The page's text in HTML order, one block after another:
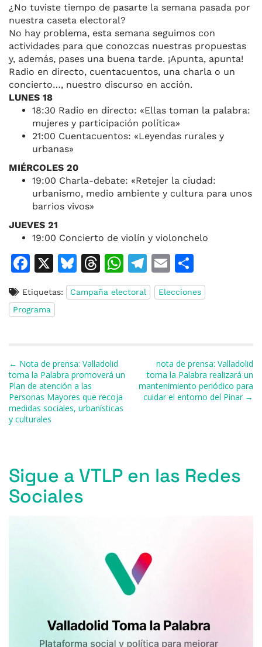
¿No tuviste tiempo de pasarte la semana pasada por
nuestra caseta electoral?
No hay problema, esta semana seguimos con
actividades para que conozcas nuestras propuestas
y, además, pases una buena tarde. ¡Apunta, apunta!
Radio en directo, cuentacuentos, una charla o un
concierto…, nuestro discurso en acción.
LUNES 18
18:30 Radio en directo: «Ellas toman la palabra:
mujeres y participación política»
21:00 Cuentacuentos: «Leyendas rurales y
urbanas»
MIÉRCOLES 20
19:00 Charla-debate: «Retejer la ciudad:
urbanismo, medio ambiente y cultura para unos
barrios vivos»
JUEVES 21
19:00 Concierto de violín y violonchelo
F
c
e
o
o
k
X
Bl
u
e
y
T
h
re
s
W
h
at
p
T
el
e
m
E
m
ai
o
m
ti
r
Etiquetas: Campaña electoral
Elecciones
Programa
Navegación de entradas
← Nota de prensa: Valladolid
toma la Palabra promoverá un
Plan de atención a las
Personas Mayores que recoja
medidas sociales, urbanísticas
y culturales
nota de prensa: Valladolid
toma la Palabra realizará un
mantenimiento periódico para
cuidar el entorno del Pinar →
Sigue a VTLP en las Redes
Sociales